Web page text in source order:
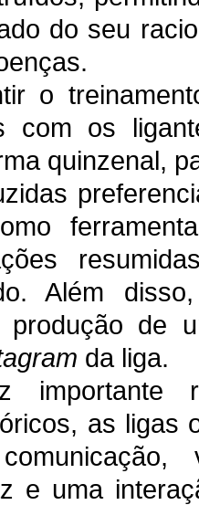
do seu
o
com os
quinzenal,
Além
produção de
da liga.
importante
as ligas
e uma